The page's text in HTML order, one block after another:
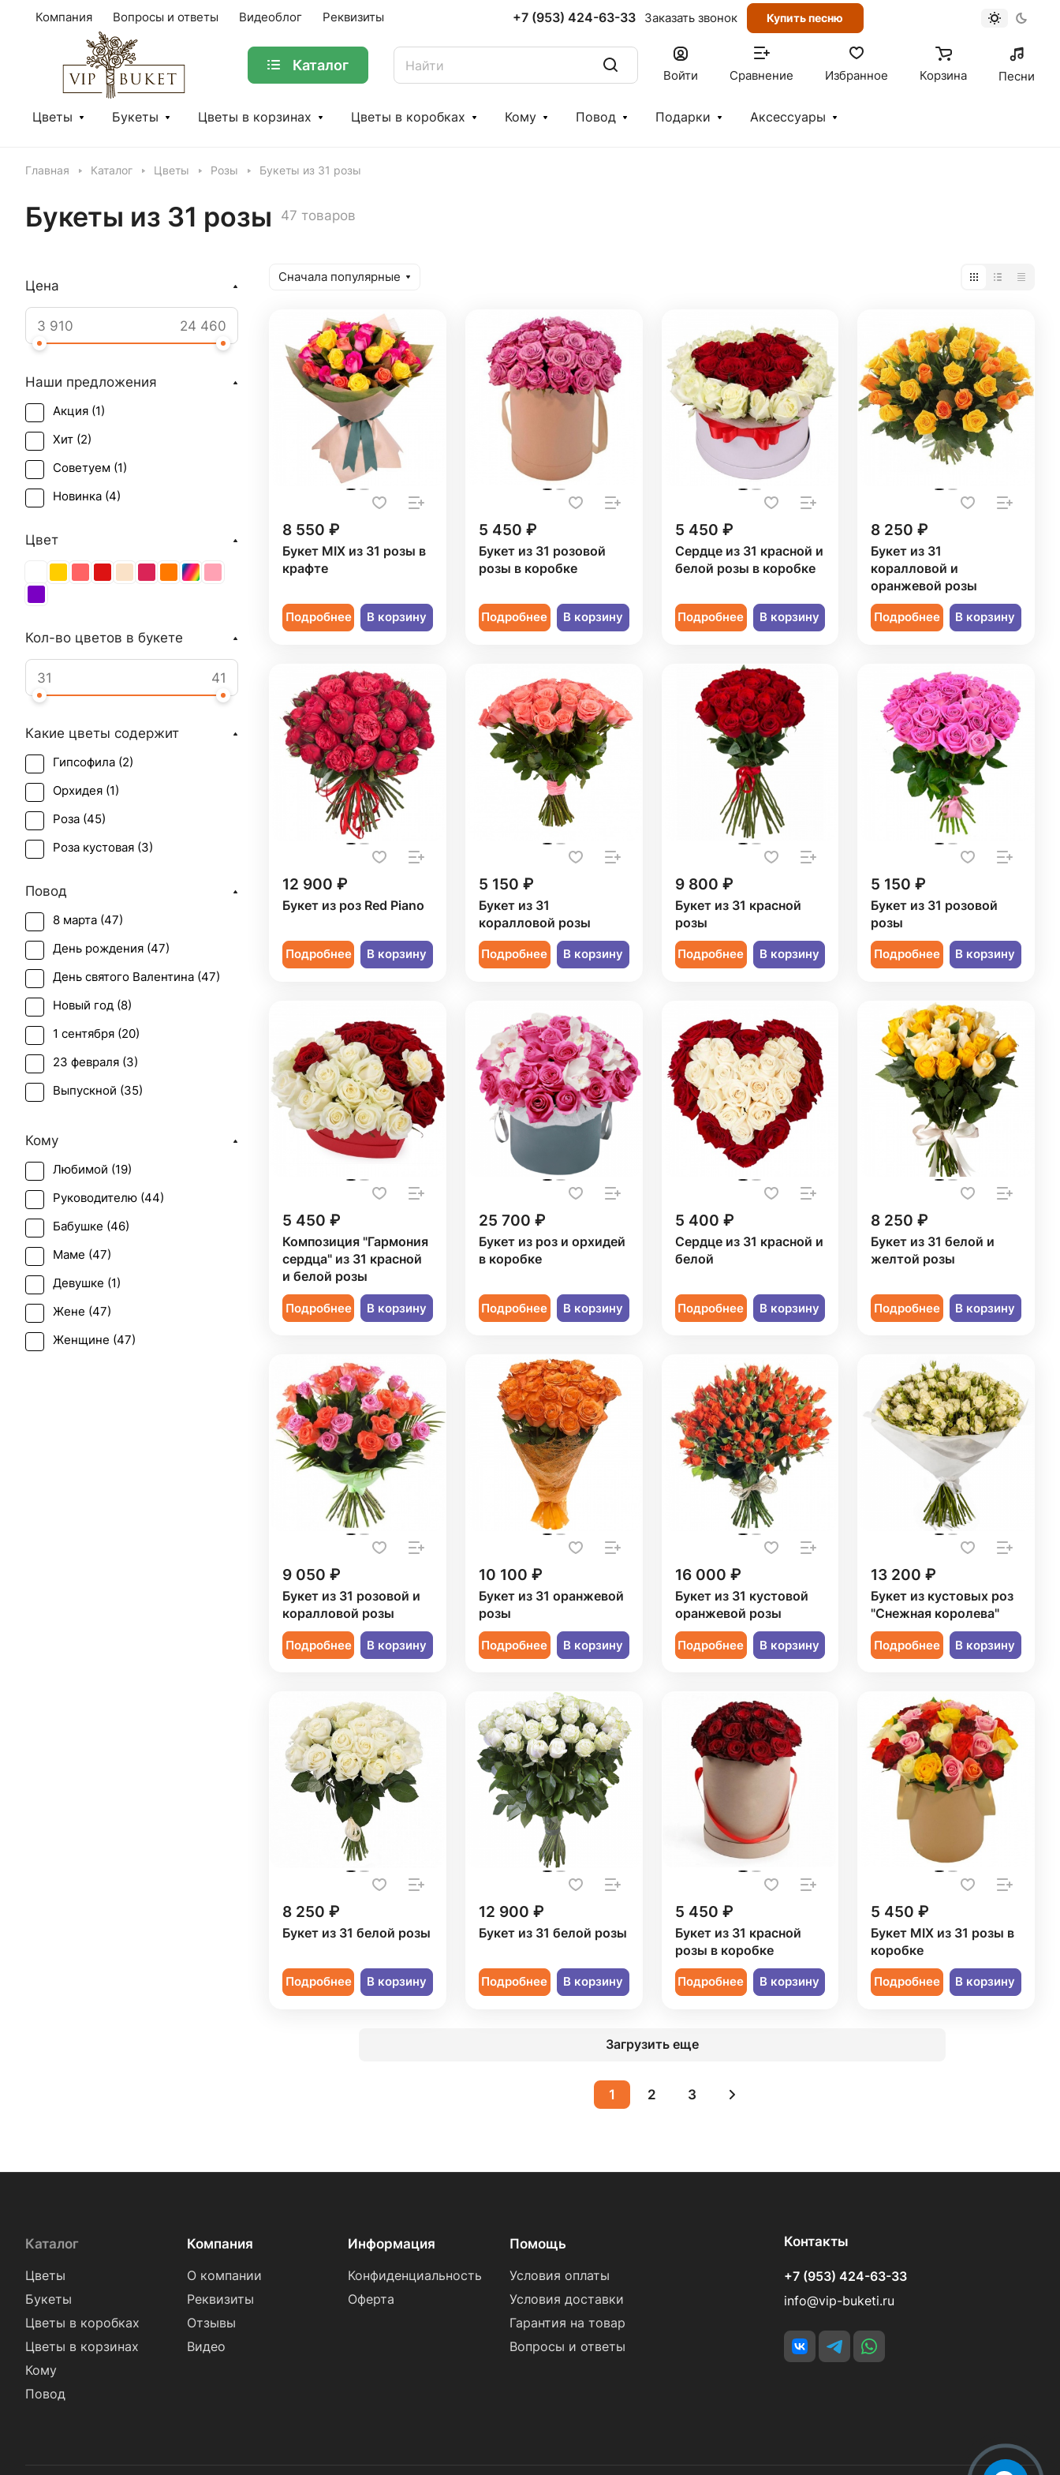
Компания Вопросы и ответы Видеоблог Реквизиты +7 (953) 424-63-33 Заказать звонок Купить песню
Каталог
Войти Сравнение Избранное Корзина Песни
Цветы Букеты Цветы в корзинах Цветы в коробках Кому Повод Подарки Аксессуары
Главная Каталог Цветы Розы Букеты из 31 розы
Букеты из 31 розы 47 товаров
Сначала популярные
8 550 ₽
Букет MIX из 31 розы в
крафте
Подробнее В корзину
5 450 ₽
Букет из 31 розовой
розы в коробке
Подробнее В корзину
5 450 ₽
Сердце из 31 красной и
белой розы в коробке
Подробнее В корзину
8 250 ₽
Букет из 31
коралловой и
оранжевой розы
Подробнее В корзину
12 900 ₽
Букет из роз Red Piano
Подробнее В корзину
5 150 ₽
Букет из 31
коралловой розы
Подробнее В корзину
9 800 ₽
Букет из 31 красной
розы
Подробнее В корзину
5 150 ₽
Букет из 31 розовой
розы
Подробнее В корзину
5 450 ₽
Композиция "Гармония
сердца" из 31 красной
и белой розы
Подробнее В корзину
25 700 ₽
Букет из роз и орхидей
в коробке
Подробнее В корзину
5 400 ₽
Сердце из 31 красной и
белой
Подробнее В корзину
8 250 ₽
Букет из 31 белой и
желтой розы
Подробнее В корзину
9 050 ₽
Букет из 31 розовой и
коралловой розы
Подробнее В корзину
10 100 ₽
Букет из 31 оранжевой
розы
Подробнее В корзину
16 000 ₽
Букет из 31 кустовой
оранжевой розы
Подробнее В корзину
13 200 ₽
Букет из кустовых роз
"Снежная королева"
Подробнее В корзину
8 250 ₽
Букет из 31 белой розы
Подробнее В корзину
12 900 ₽
Букет из 31 белой розы
Подробнее В корзину
5 450 ₽
Букет из 31 красной
розы в коробке
Подробнее В корзину
5 450 ₽
Букет MIX из 31 розы в
коробке
Подробнее В корзину
Загрузить еще
1 2 3
Цена
Наши предложения
Акция (1)
Хит (2)
Советуем (1)
Новинка (4)
Цвет
Кол-во цветов в букете
Какие цветы содержит
Гипсофила (2)
Орхидея (1)
Роза (45)
Роза кустовая (3)
Повод
8 марта (47)
День рождения (47)
День святого Валентина (47)
Новый год (8)
1 сентября (20)
23 февраля (3)
Выпускной (35)
День учителя (
Пасха (3)
Первое свидание (47
Последний звонок (
Рождение ребенка (
Рождество (
Татьянин день (
Юбилей (39)
Кому
Любимой (19)
Руководителю (44)
Бабушке (46)
Маме (47)
Девушке (1)
Жене (47)
Женщине (47)
Каталог
Цветы
Букеты
Цветы в коробках
Цветы в корзинах
Кому
Повод
Компания
О компании
Реквизиты
Отзывы
Видео
Информация
Конфиденциальность
Оферта
Помощь
Условия оплаты
Условия доставки
Гарантия на товар
Вопросы и ответы
Контакты
+7 (953) 424-63-33
info@vip-buketi.ru